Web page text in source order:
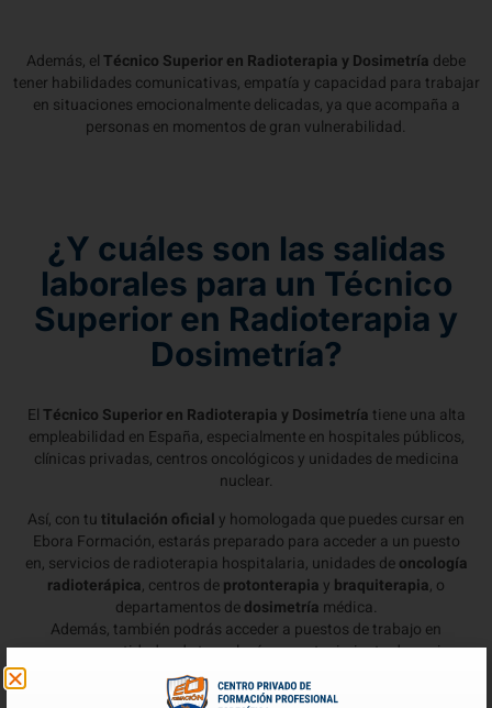
Además, elTécnico Superior en Radioterapia y Dosimetría debe
tener habilidades comunicativas, empatía y capacidad para trabajar
en situaciones emocionalmente delicadas, ya que acompaña a
personas en momentos de gran vulnerabilidad.
¿Y cuáles son las salidas
laborales para un Técnico
Superior en Radioterapia y
Dosimetría?
ElTécnico Superior en Radioterapia y Dosimetría tiene una alta
empleabilidad en España, especialmente en hospitales públicos,
clínicas privadas, centros oncológicos y unidades de medicina
nuclear.
Así, con tutitulación oficial y homologada que puedes cursar en
Ebora Formación, estarás preparado para acceder a un puesto
en, servicios de radioterapia hospitalaria, unidades deoncología
radioterápica, centros deprotonterapia y braquiterapia, o
departamentos dedosimetría médica.
Además, también podrás acceder a puestos de trabajo en
empresas y entidades de tecnología y mantenimiento de equipos
sanitarios, o en áreas de investigación clínica y desarrollo de
protocolos terapéuticos.